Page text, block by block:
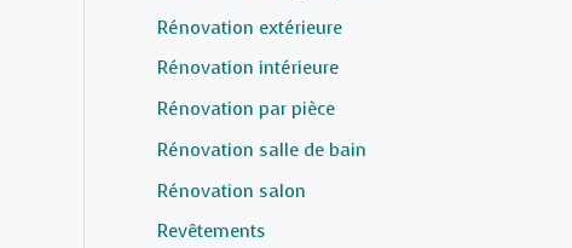
Rénovation extérieure
Rénovation intérieure
Rénovation par pièce
Rénovation salle de bain
Rénovation salon
Revêtements